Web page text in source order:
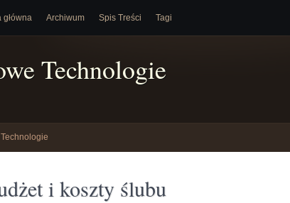
główna Archiwum Spis Treści Tagi
Technologie
i koszty ślubu